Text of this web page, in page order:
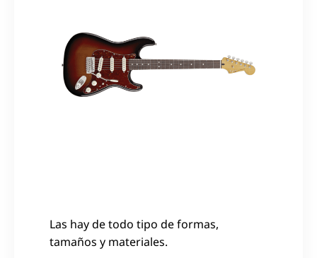
Las hay de todo tipo de formas,
tamaños y materiales.